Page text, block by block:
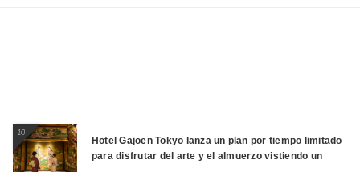
10
Hotel Gajoen Tokyo lanza un plan por tiempo limitado
para disfrutar del arte y el almuerzo vistiendo un